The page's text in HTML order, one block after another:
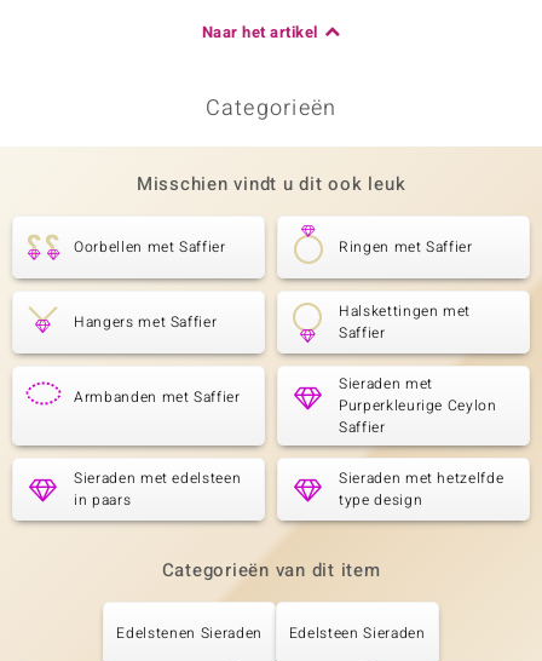
Naar het artikel
Categorieën
Misschien vindt u dit ook leuk
Oorbellen met Saffier Ringen met Saffier
Hangers met Saffier
Halskettingen met
Saffier
Armbanden met Saffier
Sieraden met
Purperkleurige Ceylon
Saffier
Sieraden met edelsteen
in paars
Sieraden met hetzelfde
type design
Categorieën van dit item
Edelstenen Sieraden Edelsteen Sieraden